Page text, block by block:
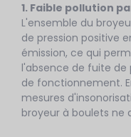
1. Faible pollution
L'ensemble du
de pression positive
émission, ce qui
l'absence de fuite de
de fonctionnement.
mesures
broyeur à boulets ne